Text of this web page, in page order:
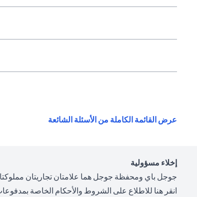
عرض القائمة الكاملة من الأسئلة الشائعة
إخلاء مسؤولية
جوجل باي ومحفظة جوجل هما علامتان تجاريتان
انقر هنا opens in a new tab
للاطلاع على الشروط والأحكام الخاصة